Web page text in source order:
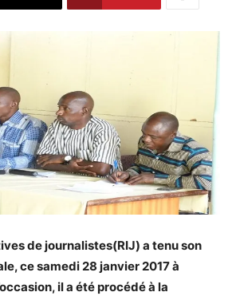
de journalistes(RIJ) a tenu son
ce samedi 28 janvier 2017 à
il a été procédé à la